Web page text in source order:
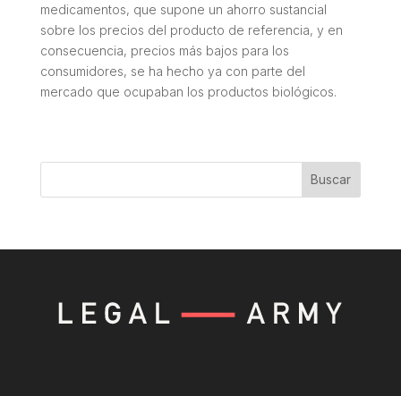
medicamentos, que supone un ahorro sustancial
sobre los precios del producto de referencia, y en
consecuencia, precios más bajos para los
consumidores, se ha hecho ya con parte del
mercado que ocupaban los productos biológicos.
Buscar